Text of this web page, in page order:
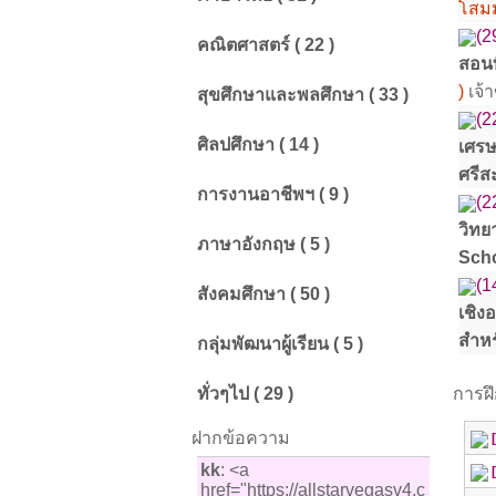
คณิตศาสตร์ ( 22 )
สุขศึกษาและพลศึกษา ( 33 )
ศิลปศึกษา ( 14 )
การงานอาชีพฯ ( 9 )
ภาษาอังกฤษ ( 5 )
สังคมศึกษา ( 50 )
กลุ่มพัฒนาผู้เรียน ( 5 )
ทั่วๆไป ( 29 )
ฝากข้อความ
kk: <a
href="https://allstarvegasv4.c
โสม
สอน
) เจ้
เศร
ศรีส
วิทย
เชิง
สำห
การ